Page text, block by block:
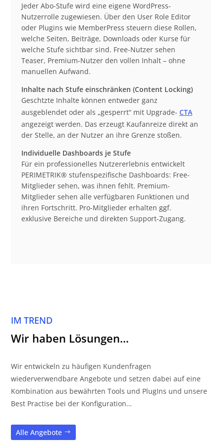
Jeder Abo-Stufe wird eine eigene WordPress-
Nutzerrolle zugewiesen. Über den User Role Editor
oder Plugins wie MemberPress steuern diese Rollen,
welche Seiten, Beiträge, Downloads oder Kurse für
welche Stufe sichtbar sind. Free-Nutzer sehen
Teaser, Premium-Nutzer den vollen Inhalt – ohne
manuellen Aufwand.
Inhalte nach Stufe einschränken (Content Locking)
Geschtzte Inhalte können entweder ganz
ausgeblendet oder als „gesperrt“ mit Upgrade- CTA
angezeigt werden. Das erzeugt Kaufanreize direkt an
der Stelle, an der Nutzer an ihre Grenze stoßen.
Individuelle Dashboards je Stufe
Für ein professionelles Nutzererlebnis entwickelt
PERIMETRIK® stufenspezifische Dashboards: Free-
Mitglieder sehen, was ihnen fehlt. Premium-
Mitglieder sehen alle verfügbaren Funktionen und
ihren Fortschritt. Pro-Mitglieder erhalten ggf.
exklusive Bereiche und direkten Support-Zugang.
IM TREND
Wir haben Lösungen…
Wir entwickeln zu häufigen Kundenfragen
wiederverwendbare Angebote und setzen dabei auf eine
Kombination aus bewährten Tools und PlugIns und unsere
Best Practise bei der Konfiguration…
Alle Angebote